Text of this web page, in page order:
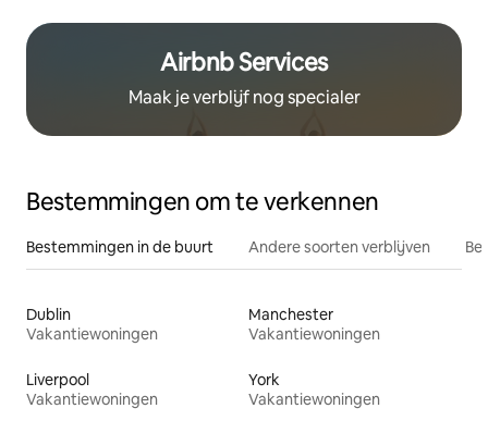
Airbnb Services
Maak je verblijf nog specialer
Bestemmingen om te verkennen
Bestemmingen in de buurt Andere soorten verblijven
Dublin
Vakantiewoningen
Manchester
Vakantiewoningen
Liverpool
Vakantiewoningen
York
Vakantiewoningen